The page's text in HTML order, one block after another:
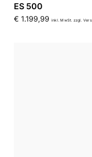
ES 500
€ 1.199,99 inkl. MwSt. zzgl.